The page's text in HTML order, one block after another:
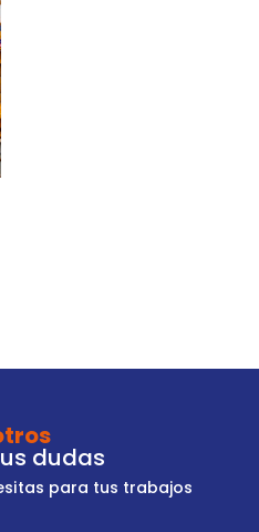
dudas
para tus trabajos